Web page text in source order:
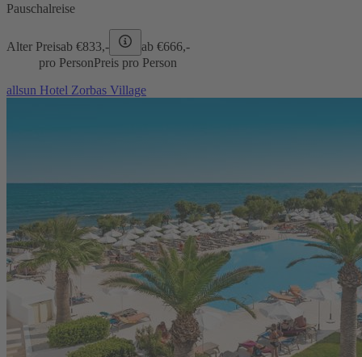
Pauschalreise
Alter Preisab €833,- ab €666,-
pro PersonPreis pro Person
allsun Hotel Zorbas Village